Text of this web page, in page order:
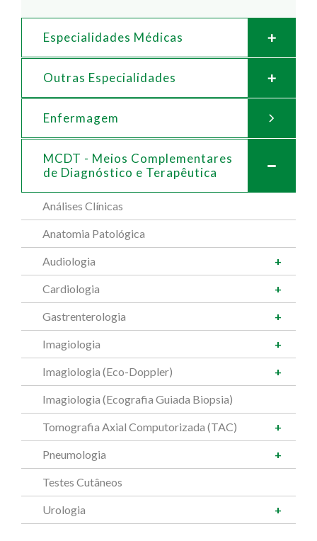
Especialidades Médicas
Outras Especialidades
Enfermagem
MCDT - Meios Complementares
de Diagnóstico e Terapêutica
Análises Clínicas
Anatomia Patológica
Audiologia
Cardiologia
Gastrenterologia
Imagiologia
Imagiologia (Eco-Doppler)
Imagiologia (Ecografia Guiada Biopsia)
Tomografia Axial Computorizada (TAC)
Pneumologia
Testes Cutâneos
Urologia